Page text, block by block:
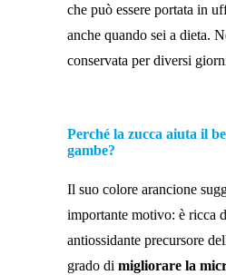
che può essere portata in
anche quando sei a dieta.
conservata per diversi
Perché la zucca aiuta il
gambe?
Il suo colore arancione
importante motivo: è ricca
antiossidante precursore
grado di migliorare la